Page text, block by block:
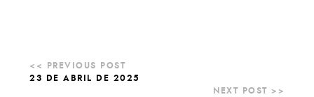
23 DE ABRIL DE 2025